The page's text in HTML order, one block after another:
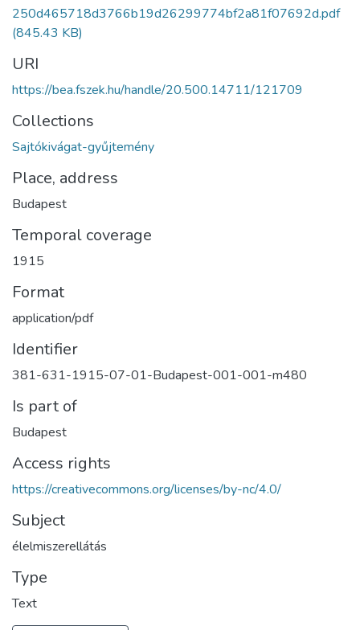
250d465718d3766b19d26299774bf2a81f07692d.pdf
(845.43 KB)
URI
https://bea.fszek.hu/handle/20.500.14711/121709
Collections
Sajtókivágat-gyűjtemény
Place, address
Budapest
Temporal coverage
1915
Format
application/pdf
Identifier
381-631-1915-07-01-Budapest-001-001-m480
Is part of
Budapest
Access rights
https://creativecommons.org/licenses/by-nc/4.0/
Subject
élelmiszerellátás
Type
Text